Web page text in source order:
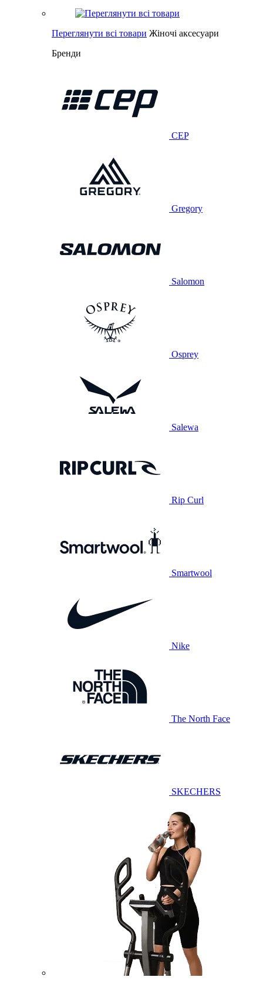
Переглянути всі товари Жіночі аксесуари
Бренди
CEP
Gregory
Salomon
Osprey
Salewa
Rip Curl
Smartwool
Nike
The North Face
SKECHERS